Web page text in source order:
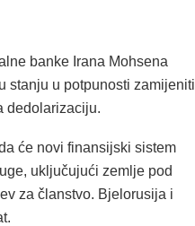
banke Irana Mohsena
stanju u potpunosti zamijeniti
dedolarizaciju.
će novi finansijski sistem
uključujući zemlje pod
za članstvo. Bjelorusija i